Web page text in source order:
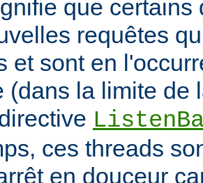
que certains
requêtes
et sont en
(dans la limite de
ces threads
en douceur